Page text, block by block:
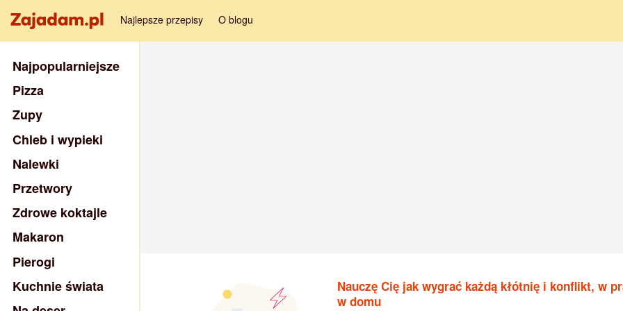
Najlepsze przepisy O blogu
Nauczę Cię jak wygrać każdą kłótnię i konflikt, w
w domu
Najpopularniejsze
Pizza
Zupy
Chleb i wypieki
Nalewki
Przetwory
Zdrowe koktajle
Makaron
Pierogi
Kuchnie świata